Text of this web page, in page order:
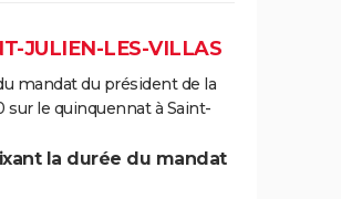
JULIEN-LES-VILLAS
mandat du président de la
sur le quinquennat à Saint-
la durée du mandat